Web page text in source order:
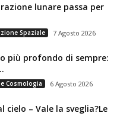
lunare passa per
Spaziale 7 Agosto 2026
più profondo di sempre:
Cosmologia 6 Agosto 2026
cielo – Vale la sveglia?Le